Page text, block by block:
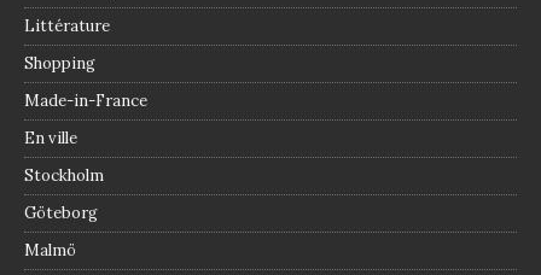
Littérature
Shopping
Made-in-France
En ville
Stockholm
Göteborg
Malmö